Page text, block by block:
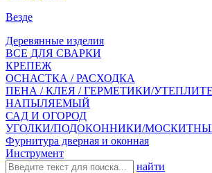
Везде
Деревянные изделия
ВСЕ ДЛЯ СВАРКИ
КРЕПЕЖ
ОСНАСТКА / РАСХОДКА
ПЕНА / КЛЕЯ / ГЕРМЕТИКИ/
НАПЫЛЯЕМЫЙ
САД И ОГОРОД
УГОЛКИ/ПОДОКОННИКИ/
Фурнитура дверная и оконная
Инструмент
найти